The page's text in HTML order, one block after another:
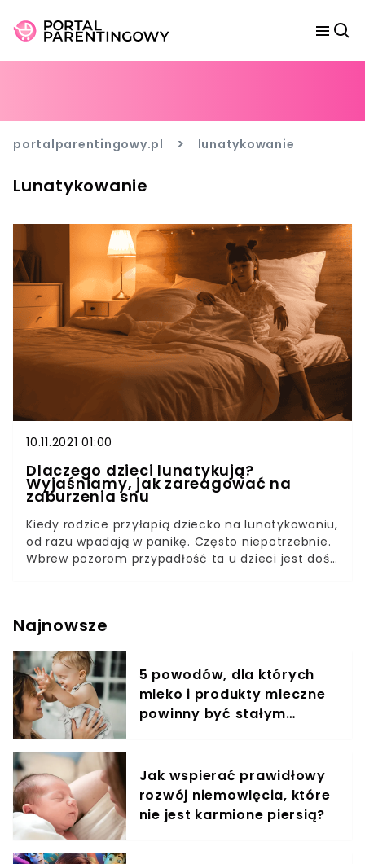
portalparentingowy.pl > lunatykowanie
Lunatykowanie
10.11.2021 01:00
Dlaczego dzieci lunatykują?
Wyjaśniamy, jak zareagować na
zaburzenia snu
Kiedy rodzice przyłapią dziecko na lunatykowaniu,
od razu wpadają w panikę. Często niepotrzebnie.
Wbrew pozorom przypadłość ta u dzieci jest dość
lunatykowania u dzieci często są nieszkodliwe i
starają się im zaradzić wcześniej, gdyż boją się, że
dziecko zrobi sobie krzywdę. Podpowiadamy, co
robić.
Najnowsze
5 powodów, dla których
mleko i produkty mleczne
powinny być stałym
Jak wspierać prawidłowy
rozwój niemowlęcia, które
nie jest karmione piersią?